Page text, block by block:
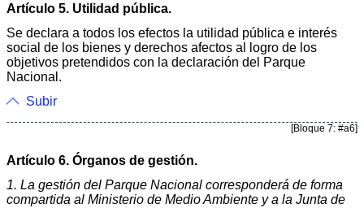
Artículo 5. Utilidad pública.
Se declara a todos los efectos la utilidad pública e interés
social de los bienes y derechos afectos al logro de los
objetivos pretendidos con la declaración del Parque
Nacional.
Subir
[Bloque 7: #a6]
Artículo 6. Órganos de gestión.
1. La gestión del Parque Nacional corresponderá de forma
compartida al Ministerio de Medio Ambiente y a la Junta de